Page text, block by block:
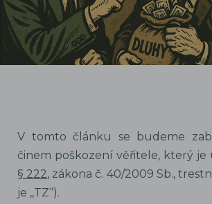
V tomto článku se budeme
činem poškození věřitele, který je
§ 222, zákona č. 40/2009 Sb.,
je ,,TZ“).